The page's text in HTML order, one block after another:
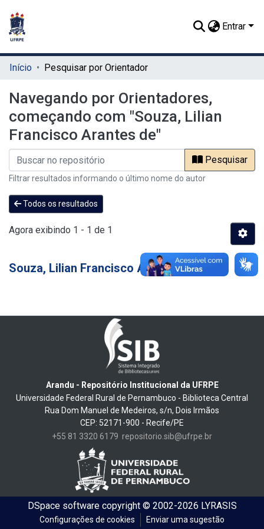
Entrar
Início Pesquisar por Orientador
Navegando por Orientadores,
começando com "Souza, Lilian
Francisco Arantes de"
Pesquisar
Filtrar resultados informando o último nome do autor
Todos os resultados
Agora exibindo 1 - 1 de 1
Souza, Lilian Francisco Arantes de
Arandu - Repositório Institucional da UFRPE
Universidade Federal Rural de Pernambuco - Biblioteca Central
Rua Dom Manuel de Medeiros, s/n, Dois Irmãos
CEP: 52171-900 - Recife/PE
+55 81 3320 6179 repositorio.sib@ufrpe.br
DSpace softwarecopyright © 2002-2026 LYRASIS
Configurações de cookies Enviar uma sugestão